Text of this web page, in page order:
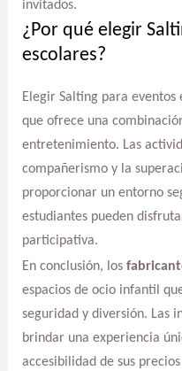
invitados.
¿Por qué elegir
escolares?
Elegir Salting para eventos
que ofrece una
entretenimiento. Las
compañerismo y la
proporcionar un entorno
estudiantes pueden
participativa.
En conclusión, los
espacios de ocio infantil
seguridad y diversión. Las
brindar una experiencia
accesibilidad de sus